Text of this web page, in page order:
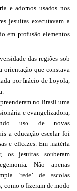
e adornos usados nos
jesuítas executavam a
em profusão elementos
das regiões sob
orientação que constava
por Inácio de Loyola,
no Brasil uma
e evangelizadora,
uso de novas
a educação escolar foi
e eficazes. Em matéria
os jesuítas souberam
Não apenas
‘rede’ de escolas
como o fizeram de modo